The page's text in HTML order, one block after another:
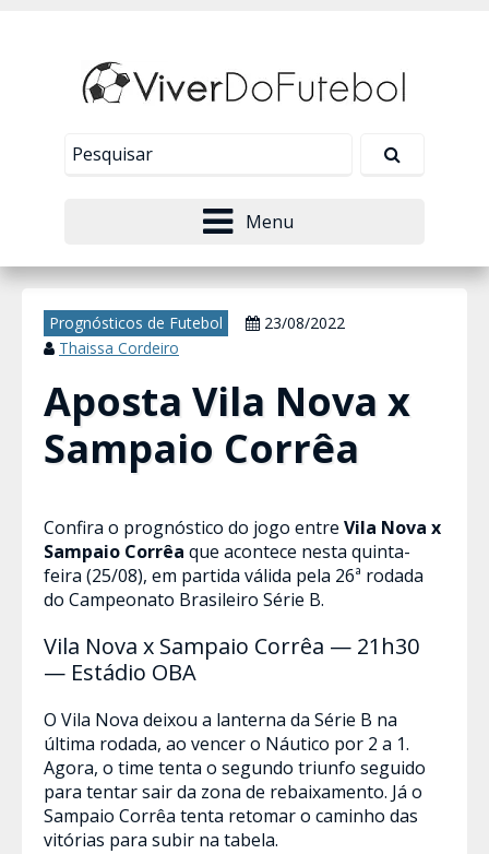
Menu
Prognósticos de Futebol
23/08/2022
Thaissa Cordeiro
Aposta Vila Nova x
Sampaio Corrêa
Confira o prognóstico do jogo entre Vila Nova x
Sampaio Corrêa que acontece nesta quinta-
feira (25/08), em partida válida pela 26ª rodada
do Campeonato Brasileiro Série B.
Vila Nova x Sampaio Corrêa — 21h30
— Estádio OBA
O Vila Nova deixou a lanterna da Série B na
última rodada, ao vencer o Náutico por 2 a 1.
Agora, o time tenta o segundo triunfo seguido
para tentar sair da zona de rebaixamento. Já o
Sampaio Corrêa tenta retomar o caminho das
vitórias para subir na tabela.